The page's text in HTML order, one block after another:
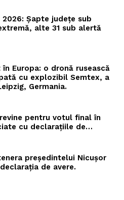
Șapte județe sub
alte 31 sub alertă
Europa: o dronă rusească
cu explozibil Semtex, a
Germania.
pentru votul final în
cu declarațiile de…
președintelui Nicușor
de avere.